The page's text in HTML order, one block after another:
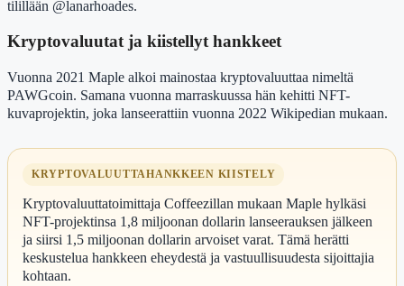
tilillään @lanarhoades.
Kryptovaluutat ja kiistellyt hankkeet
Vuonna 2021 Maple alkoi mainostaa kryptovaluuttaa nimeltä
PAWGcoin. Samana vuonna marraskuussa hän kehitti NFT-
kuvaprojektin, joka lanseerattiin vuonna 2022 Wikipedian mukaan.
KRYPTOVALUUTTAHANKKEEN KIISTELY
Kryptovaluuttatoimittaja Coffeezillan mukaan Maple hylkäsi
NFT-projektinsa 1,8 miljoonan dollarin lanseerauksen jälkeen
ja siirsi 1,5 miljoonan dollarin arvoiset varat. Tämä herätti
keskustelua hankkeen eheydestä ja vastuullisuudesta sijoittajia
kohtaan.